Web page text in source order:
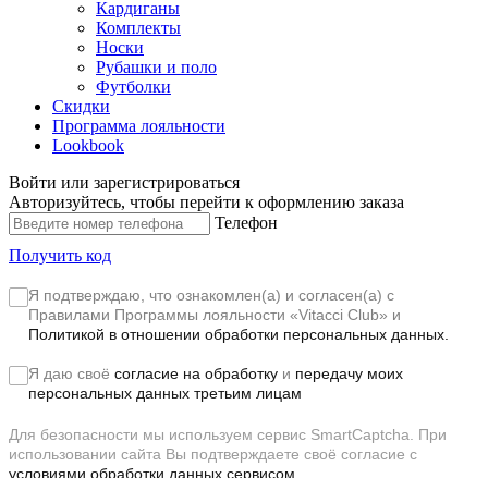
Кардиганы
Комплекты
Носки
Рубашки и поло
Футболки
Скидки
Программа лояльности
Lookbook
Войти или зарегистрироваться
Авторизуйтесь, чтобы перейти к оформлению заказа
Телефон
Получить код
Я подтверждаю, что ознакомлен(а) и согласен(а) с
Правилами Программы лояльности «Vitacci Club» и
Политикой в отношении обработки персональных данных.
Я даю своё согласие на обработку и передачу моих
персональных данных третьим лицам
Для безопасности мы используем сервис SmartCaptcha. При
использовании сайта Вы подтверждаете своё согласие с
условиями обработки данных сервисом.